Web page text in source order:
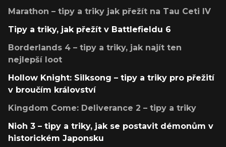
Marathon – tipy a triky jak přežít na Tau Ceti IV
Tipy a triky, jak přežít v Battlefieldu 6
Borderlands 4 – tipy a triky, jak najít ten
nejlepší loot
Hollow Knight: Silksong – tipy a triky pro přežití
v broučím království
Kingdom Come: Deliverance 2 – tipy a triky
Nioh 3 – tipy a triky, jak se postavit démonům v
historickém Japonsku